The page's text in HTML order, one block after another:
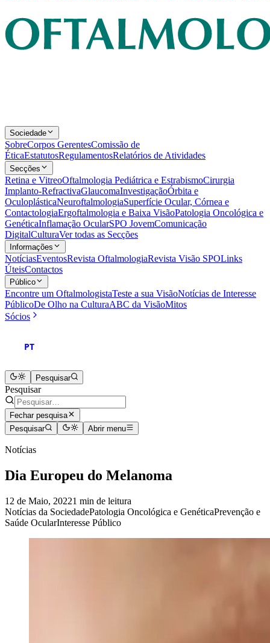
Sociedade
SobreCorpos GerentesComissão de
ÉticaEstatutosRegulamentosRelatórios de Atividades
Secções
Retina e VitreoOftalmologia Pediátrica e EstrabismoCirurgia
Implanto-RefractivaGlaucomaInvestigaçãoÓrbita e
OculoplásticaNeuroftalmologiaSuperfície Ocular, Córnea e
ContactologiaErgoftalmologia e Baixa VisãoPatologia Oncológica e
GenéticaInflamação OcularSPO JovemComunicação
DigitalCulturaVer todas as Secções
Informações
NotíciasEventosRevista OftalmologiaRevista Visão SPOLinks
ÚteisContactos
Público
Encontre um OftalmologistaTeste a sua VisãoNotícias de Interesse
PúblicoDe Olho na CulturaABC da VisãoMitos
Sócios
PT
Pesquisar
Pesquisar
Fechar pesquisa
Pesquisar
Abrir menu
Notícias
Dia Europeu do Melanoma
12 de Maio, 20221 min de leitura
Notícias da SociedadePatologia Oncológica e GenéticaPrevenção e
Saúde OcularInteresse Público